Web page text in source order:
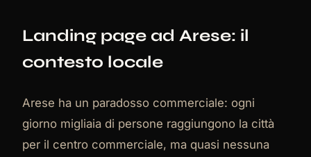
Landing page ad Arese: il
contesto locale
Arese ha un paradosso commerciale: ogni
giorno migliaia di persone raggiungono la città
per il centro commerciale, ma quasi nessuna